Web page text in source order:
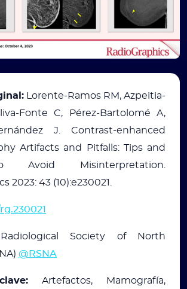
Lorente-Ramos RM, Azpeitia-
Fonte C, Pérez-Bartolomé A,
J. Contrast-enhanced
Artifacts and Pitfalls: Tips and
Avoid Misinterpretation.
2023: 43 (10):e230021.
Society of North
@RSNA
Artefactos, Mamografía,